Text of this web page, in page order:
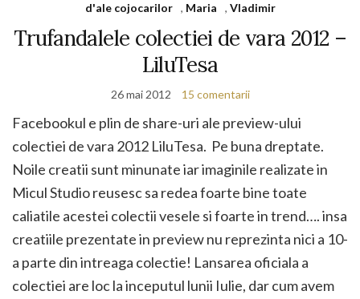
d'ale cojocarilor , Maria , Vladimir
Trufandalele colectiei de vara 2012 –
LiluTesa
26 mai 2012 15 comentarii
Facebookul e plin de share-uri ale preview-ului
colectiei de vara 2012 LiluTesa. Pe buna dreptate.
Noile creatii sunt minunate iar imaginile realizate in
Micul Studio reusesc sa redea foarte bine toate
caliatile acestei colectii vesele si foarte in trend…. insa
creatiile prezentate in preview nu reprezinta nici a 10-
a parte din intreaga colectie! Lansarea oficiala a
colectiei are loc la inceputul lunii Iulie, dar cum avem